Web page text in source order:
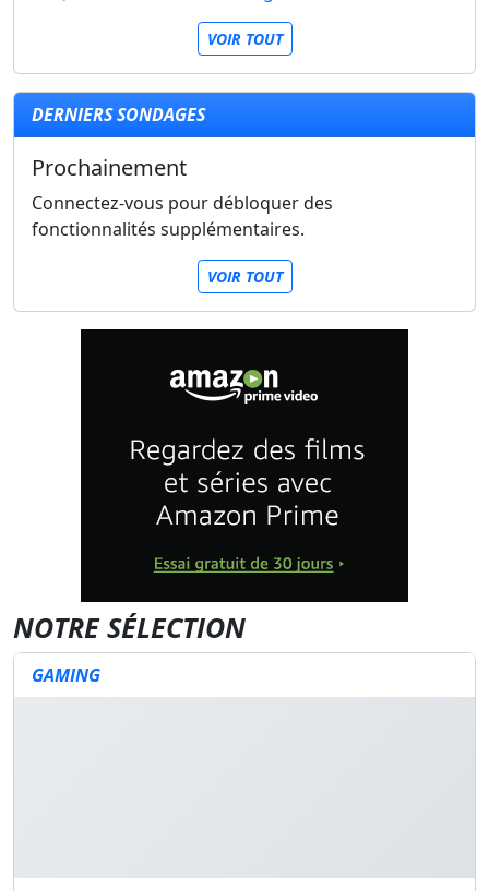
VOIR TOUT
DERNIERS SONDAGES
Prochainement
Connectez-vous pour débloquer des
fonctionnalités supplémentaires.
VOIR TOUT
NOTRE SÉLECTION
GAMING